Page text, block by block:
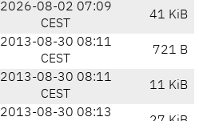
2026-08-02 07:09
CEST
41 KiB
2013-08-30 08:11
CEST
721 B
2013-08-30 08:11
CEST
11 KiB
2013-08-30 08:13